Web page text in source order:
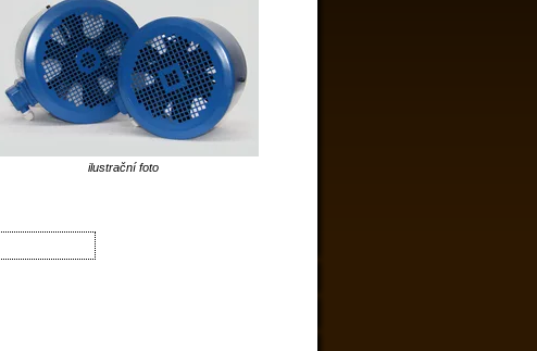
ilustrační foto